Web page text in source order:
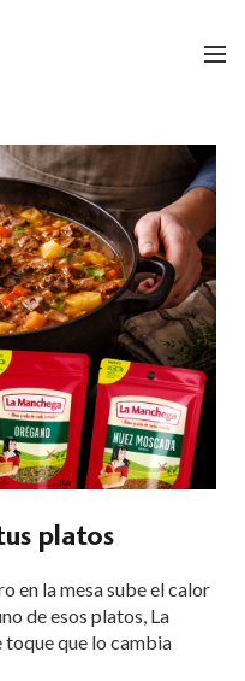
platos
en la mesa sube el calor
de esos platos, La
toque que lo cambia